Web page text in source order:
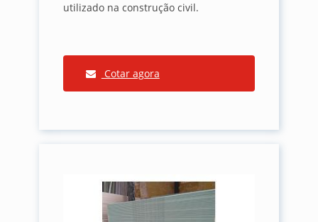
utilizado na construção civil.
Cotar agora